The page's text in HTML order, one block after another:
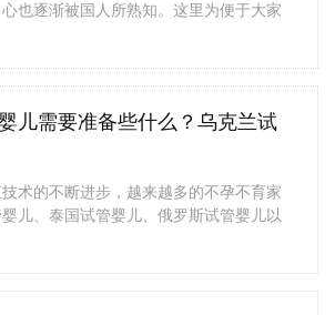
也逐渐被国人所熟知。这里为便于大家
儿需要准备些什么？乌克兰试
术的不断进步，越来越多的不孕不育家
儿、泰国试管婴儿、俄罗斯试管婴儿以